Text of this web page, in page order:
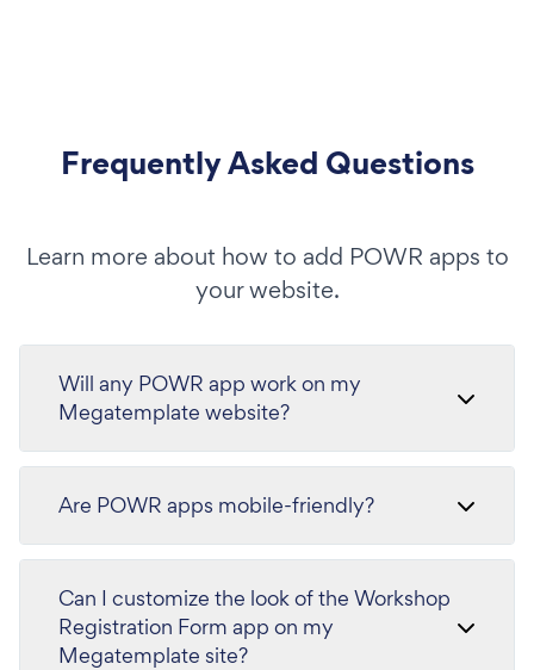
Frequently Asked Questions
Learn more about how to add POWR apps to
your website.
Will any POWR app work on my
Megatemplate website?
Are POWR apps mobile-friendly?
Can I customize the look of the Workshop
Registration Form app on my
Megatemplate site?